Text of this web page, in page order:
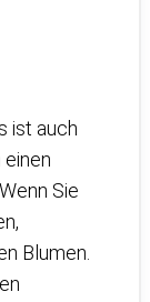
ist auch
Sie
Blumen.